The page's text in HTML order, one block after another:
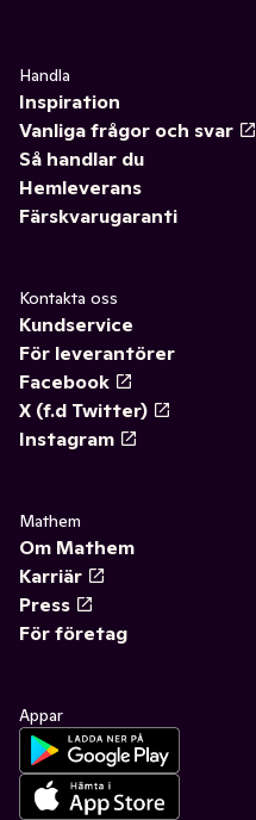
Handla
Inspiration
Vanliga frågor och svar
Så handlar du
Hemleverans
Färskvarugaranti
Kontakta oss
Kundservice
För leverantörer
Facebook
X (f.d Twitter)
Instagram
Mathem
Om Mathem
Karriär
Press
För företag
Appar